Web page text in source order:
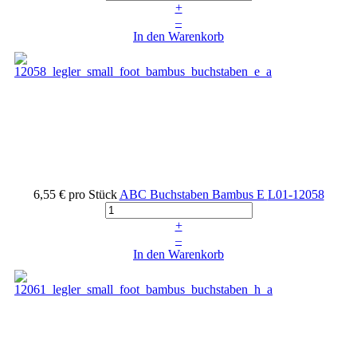
+
–
In den Warenkorb
6,55 € pro Stück ABC Buchstaben Bambus E L01-12058
+
–
In den Warenkorb